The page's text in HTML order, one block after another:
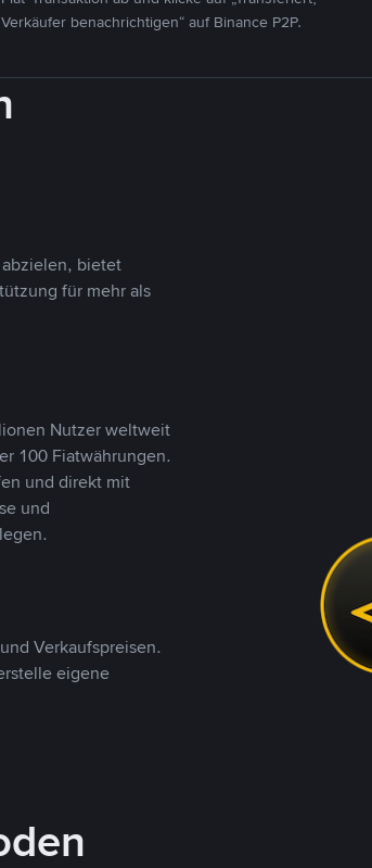
Verkäufer benachrichtigen“ auf Binance P2P.
abzielen, bietet
für mehr als
Nutzer weltweit
100 Fiatwährungen.
und direkt mit
und
Verkaufspreisen.
eigene